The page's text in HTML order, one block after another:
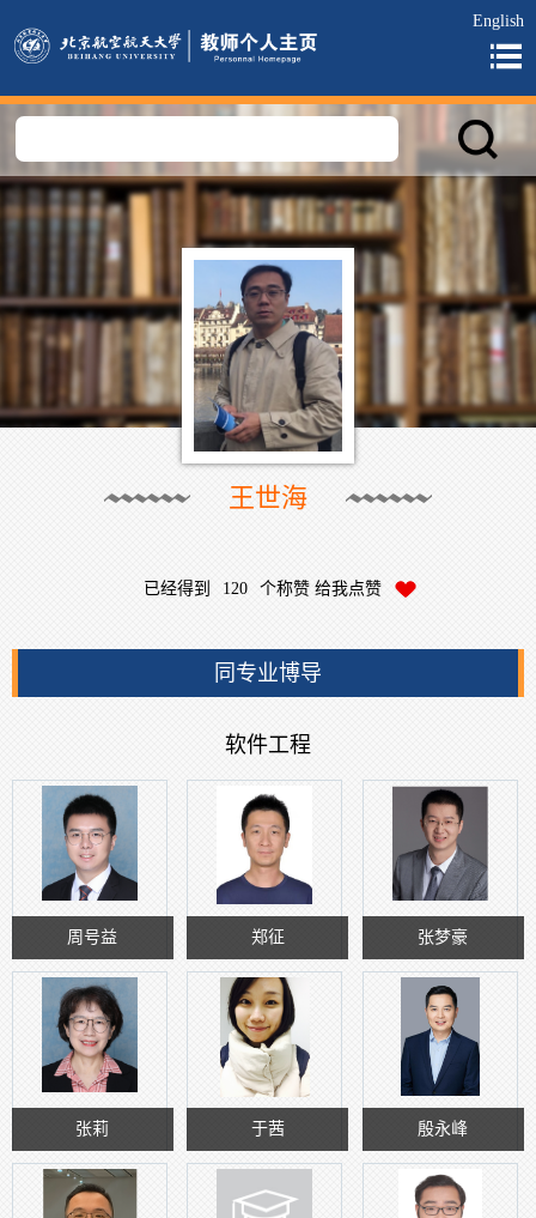
English
王世海
已经得到 120 个称赞 给我点赞
同专业博导
软件工程
周号益 郑征 张梦豪
张莉 于茜 殷永峰